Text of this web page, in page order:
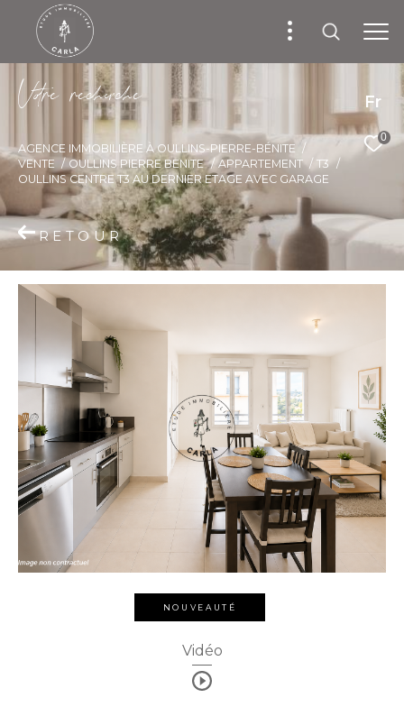
Fr
0
Vore recece
AGENCE IMMOBILIÈRE À OULLINS-PIERRE-BÉNITE
VENTE
OULLINS PIERRE BENITE APPARTEMENT
T3
OULLINS CENTRE T3 AU DERNIER ETAGE AVEC GARAGE
RETOUR
NOUVEAUTÉ
Vidéo